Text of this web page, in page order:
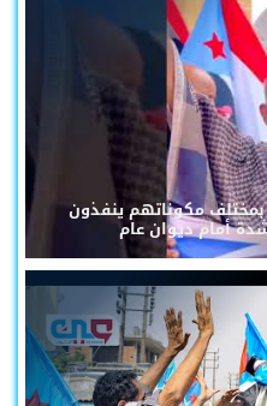
بمختلف مكوناتهم ينفذون
أمام ديوان عام